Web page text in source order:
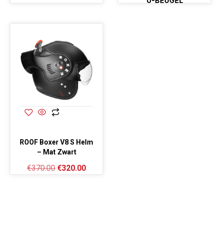
ROOF Boxer V8 S Helm
– Mat Zwart
€370.00 €320.00